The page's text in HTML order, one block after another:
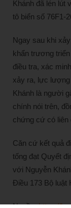
Khánh đã lén lút
tô biển số 76F1-
Ngay sau khi
khẩn trương
điều tra, xác
xảy ra, lực lượng
Khánh là người
chính nói trên,
chứng cứ có liên
Căn cứ kết quả
tống đạt Quyết
với Nguyễn
Điều 173 Bộ luật
Nguồn:https://